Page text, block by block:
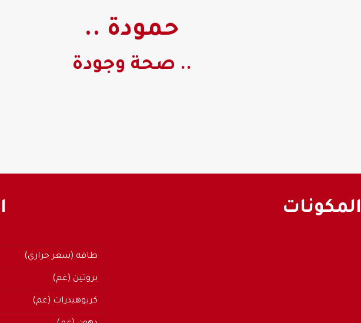
حمودة ..
.. صحة وجودة
طاقة (سعر حراري)
بروتين (غم)
كربوهيدرات (غم)
المكونات